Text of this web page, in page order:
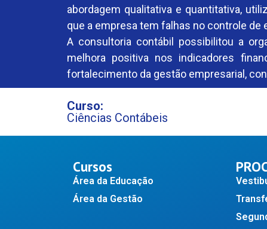
abordagem qualitativa e quantitativa,
que a empresa tem falhas no controle
A consultoria contábil possibilitou a
melhora positiva nos indicadores
fortalecimento da gestão empresarial,
Curso:
Ciências Contábeis
Cursos
Área da Educação
Área da Gestão